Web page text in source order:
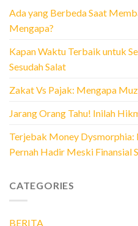
Ada yang Berbeda Saat
Mengapa?
Kapan Waktu Terbaik untuk
Sesudah Salat
Zakat Vs Pajak: Mengapa
Jarang Orang Tahu! Inilah
Terjebak Money Dysmorphia:
Pernah Hadir Meski Finansial
CATEGORIES
BERITA